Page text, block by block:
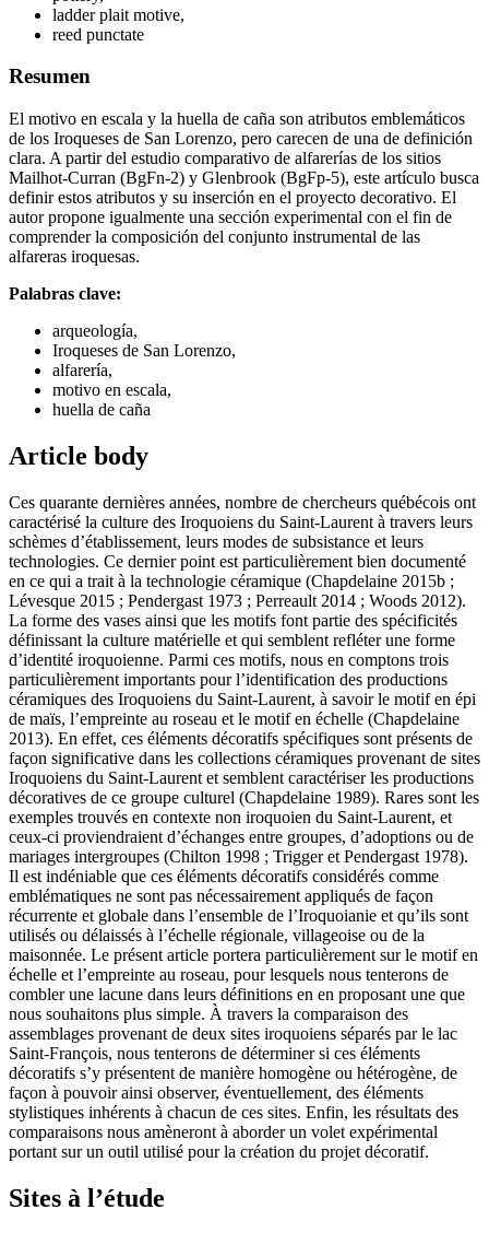
ladder plait motive,
reed punctate
Resumen
El motivo en escala y la huella de caña son atributos emblemáticos
de los Iroqueses de San Lorenzo, pero carecen de una de definición
clara. A partir del estudio comparativo de alfarerías de los sitios
Mailhot-Curran (BgFn-2) y Glenbrook (BgFp-5), este artículo busca
definir estos atributos y su inserción en el proyecto decorativo. El
autor propone igualmente una sección experimental con el fin de
comprender la composición del conjunto instrumental de las
alfareras iroquesas.
Palabras clave:
arqueología,
Iroqueses de San Lorenzo,
alfarería,
motivo en escala,
huella de caña
Article body
Ces quarante dernières années, nombre de chercheurs québécois ont
caractérisé la culture des Iroquoiens du Saint-Laurent à travers leurs
schèmes d’établissement, leurs modes de subsistance et leurs
technologies. Ce dernier point est particulièrement bien documenté
en ce qui a trait à la technologie céramique (Chapdelaine 2015b ;
Lévesque 2015 ; Pendergast 1973 ; Perreault 2014 ; Woods 2012).
La forme des vases ainsi que les motifs font partie des spécificités
définissant la culture matérielle et qui semblent refléter une forme
d’identité iroquoienne. Parmi ces motifs, nous en comptons trois
particulièrement importants pour l’identification des productions
céramiques des Iroquoiens du Saint-Laurent, à savoir le motif en épi
de maïs, l’empreinte au roseau et le motif en échelle (Chapdelaine
2013). En effet, ces éléments décoratifs spécifiques sont présents de
façon significative dans les collections céramiques provenant de sites
Iroquoiens du Saint-Laurent et semblent caractériser les productions
décoratives de ce groupe culturel (Chapdelaine 1989). Rares sont les
exemples trouvés en contexte non iroquoien du Saint-Laurent, et
ceux-ci proviendraient d’échanges entre groupes, d’adoptions ou de
mariages intergroupes (Chilton 1998 ; Trigger et Pendergast 1978).
Il est indéniable que ces éléments décoratifs considérés comme
emblématiques ne sont pas nécessairement appliqués de façon
récurrente et globale dans l’ensemble de l’Iroquoianie et qu’ils sont
utilisés ou délaissés à l’échelle régionale, villageoise ou de la
maisonnée. Le présent article portera particulièrement sur le motif en
échelle et l’empreinte au roseau, pour lesquels nous tenterons de
combler une lacune dans leurs définitions en en proposant une que
nous souhaitons plus simple. À travers la comparaison des
assemblages provenant de deux sites iroquoiens séparés par le lac
Saint-François, nous tenterons de déterminer si ces éléments
décoratifs s’y présentent de manière homogène ou hétérogène, de
façon à pouvoir ainsi observer, éventuellement, des éléments
stylistiques inhérents à chacun de ces sites. Enfin, les résultats des
comparaisons nous amèneront à aborder un volet expérimental
portant sur un outil utilisé pour la création du projet décoratif.
Sites à l’étude